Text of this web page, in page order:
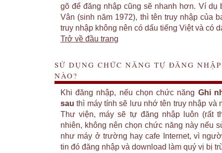
gõ để đăng nhập cũng sẽ nhanh hơn. Ví dụ
Vân (sinh năm 1972), thì tên truy nhập của
truy nhập không nên có dấu tiếng Việt và có
Trở về đầu trang
SỬ DỤNG CHỨC NĂNG TỰ ĐĂNG
NÀO?
Khi đăng nhập, nếu chọn chức năng Ghi
sau thì máy tính sẽ lưu nhớ tên truy nhập và
Thư viện, máy sẽ tự đăng nhập luôn (rất
nhiên, không nên chọn chức năng này nếu
như máy ở trường hay cafe Internet, vì
tin đó đăng nhập và download làm quý vị bị